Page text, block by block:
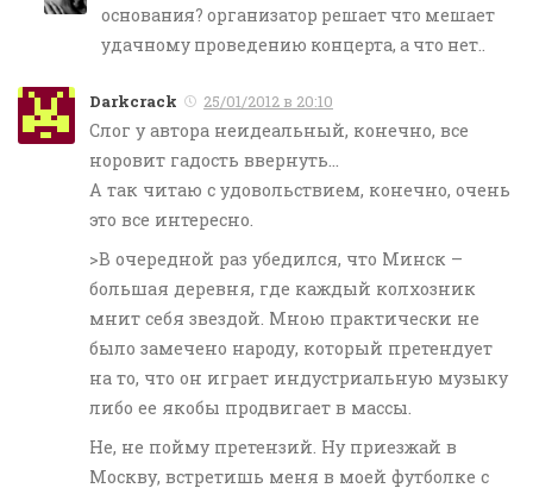
основания? организатор решает что мешает
удачному проведению концерта, а что нет..
Darkcrack 25/01/2012 в 20:10
Слог у автора неидеальный, конечно, все
норовит гадость ввернуть…
А так читаю с удовольствием, конечно, очень
это все интересно.
>В очередной раз убедился, что Минск –
большая деревня, где каждый колхозник
мнит себя звездой. Мною практически не
было замечено народу, который претендует
на то, что он играет индустриальную музыку
либо ее якобы продвигает в массы.
Не, не пойму претензий. Ну приезжай в
Москву, встретишь меня в моей футболке с